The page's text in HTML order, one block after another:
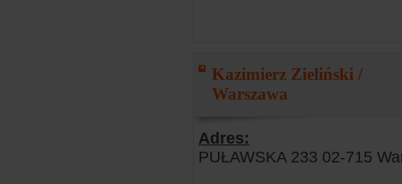
Kazimierz Zieliński /
Warszawa
Adres:
PUŁAWSKA 233 02-715